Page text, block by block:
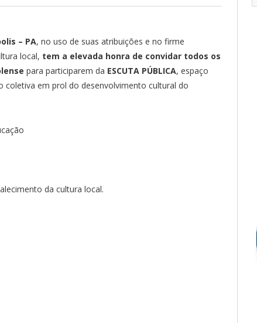
– PA, no uso de suas atribuições e no firme
local, tem a elevada honra de convidar todos os
para participarem da ESCUTA PÚBLICA, espaço
em prol do desenvolvimento cultural do
da cultura local.